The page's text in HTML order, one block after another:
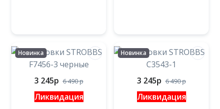
Новинка
3 245p 6 490p
Ликвидация
Новинка
3 245p 6 490p
Ликвидация